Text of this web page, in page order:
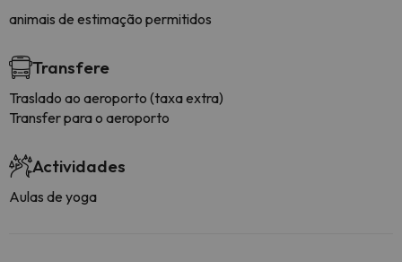
animais de estimação permitidos
Transfere
Traslado ao aeroporto (taxa extra)
Transfer para o aeroporto
Actividades
Aulas de yoga